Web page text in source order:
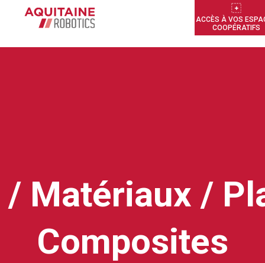
ACCÈS À VOS
COOPÉRATIFS
Matériaux /
Composites